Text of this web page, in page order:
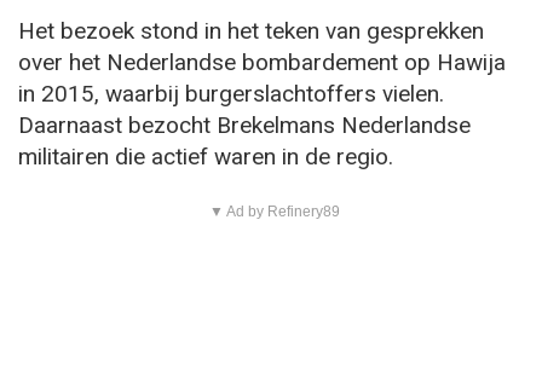
Het bezoek stond in het teken van gesprekken
over het Nederlandse bombardement op Hawija
in 2015, waarbij burgerslachtoffers vielen.
Daarnaast bezocht Brekelmans Nederlandse
militairen die actief waren in de regio.
▼ Ad by Refinery89